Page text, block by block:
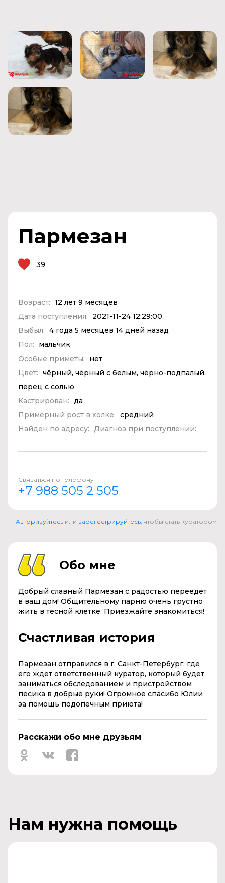
Пармезан
39
Возраст: 12 лет 9 месяцев
Дата поступления:
2021-11-24 12:29:00
Выбыл: 4 года 5 месяцев 14 дней назад
Пол:
мальчик
Особые приметы:
нет
Цвет: чёрный, чёрный с белым, чёрно-подпалый,
перец с солью
Кастрирован: да
Примерный рост в холке: средний
Найден по адресу: Диагноз при поступлении:
Связаться по телефону
+7 988 505 2 505
Авторизуйтесь или зарегестрируйтесь , чтобы стать куратором
Обо мне
Добрый славный Пармезан с радостью переедет
в ваш дом! Общительному парню очень грустно
жить в тесной клетке. Приезжайте знакомиться!
Счастливая история
Пармезан отправился в г. Санкт-Петербург, где
его ждет ответственный куратор, который будет
заниматься обследованием и пристройством
песика в добрые руки! Огромное спасибо Юлии
за помощь подопечным приюта!
Расскажи обо мне друзьям
Нам нужна помощь